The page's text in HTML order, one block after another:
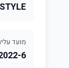
STYLE
מועד
6